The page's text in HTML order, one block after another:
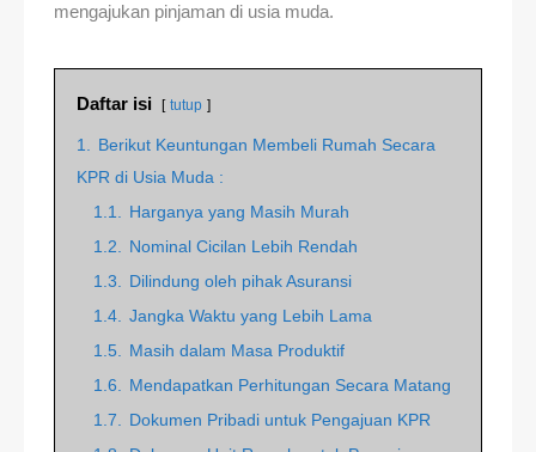
mengajukan pinjaman di usia muda.
Daftar isi tutup
1. Berikut Keuntungan Membeli Rumah Secara
KPR di Usia Muda :
1.1. Harganya yang Masih Murah
1.2. Nominal Cicilan Lebih Rendah
1.3. Dilindung oleh pihak Asuransi
1.4. Jangka Waktu yang Lebih Lama
1.5. Masih dalam Masa Produktif
1.6. Mendapatkan Perhitungan Secara Matang
1.7. Dokumen Pribadi untuk Pengajuan KPR